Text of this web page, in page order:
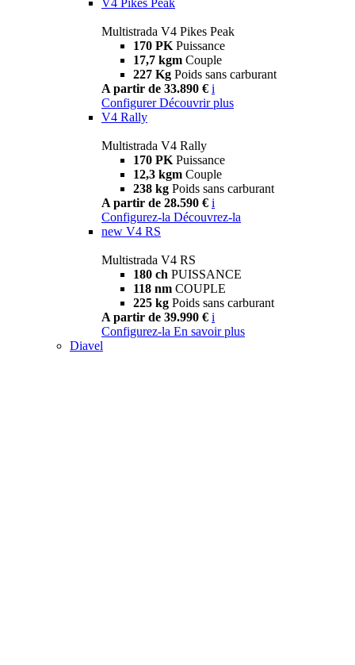
Multistrada V4 Pikes Peak
170 PK Puissance
17,7 kgm Couple
227 Kg Poids sans carburant
A partir de 33.890 € i
Configurer Découvrir plus
V4 Rally
Multistrada V4 Rally
170 PK Puissance
12,3 kgm Couple
238 kg Poids sans carburant
A partir de 28.590 € i
Configurez-la Découvrez-la
new V4 RS
Multistrada V4 RS
180 ch PUISSANCE
118 nm COUPLE
225 kg Poids sans carburant
A partir de 39.990 € i
Configurez-la En savoir plus
Diavel